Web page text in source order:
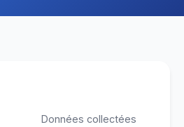
Données collectées